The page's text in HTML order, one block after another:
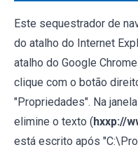
Este sequestrador de
do atalho do Internet
atalho do Google
clique com o botão
"Propriedades". Na
elimine o texto (hxxp://
está escrito após